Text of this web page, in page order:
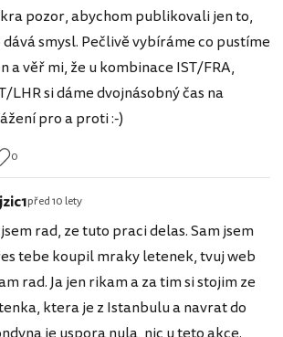
pozor, abychom publikovali jen to,
dává smysl. Pečlivě vybíráme co pustíme
a věř mi, že u kombinace IST/FRA,
LHR si dáme dvojnásobný čas na
pro a proti :-)
0
před 10 lety
jsem rad, ze tuto praci delas. Sam jsem
tebe koupil mraky letenek, tvuj web
rad. Ja jen rikam a za tim si stojim ze
ktera je z Istanbulu a navrat do